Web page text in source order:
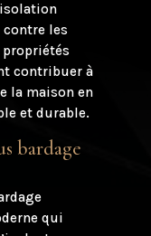
les
propriétés
contribuer à
la maison en
et durable.
bardage
qui